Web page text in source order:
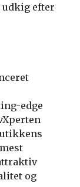
udkig efter
edge
og